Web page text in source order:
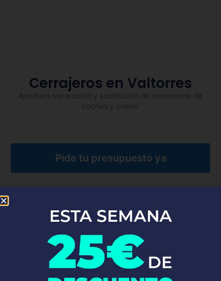
Cerrajeros en Valtorres
Apertura, reparación y sustitución de cerraduras de
coches y casas.​
Pide tu presupuesto ya